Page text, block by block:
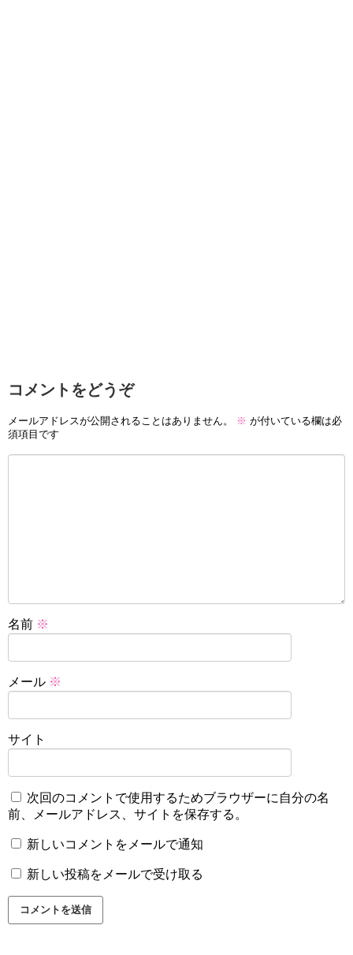
コメントをどうぞ
メールアドレスが公開されることはありません。 ※ が付いている欄は必
須項目です
名前 ※
メール ※
サイト
次回のコメントで使用するためブラウザーに自分の名
前、メールアドレス、サイトを保存する。
新しいコメントをメールで通知
新しい投稿をメールで受け取る